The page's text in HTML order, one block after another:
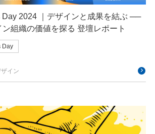
Day 2024 ｜デザインと成果を結ぶ ──
組織の価値を探る 登壇レポート
Day
ザイン